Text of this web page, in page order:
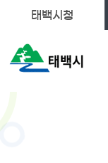
태백시청